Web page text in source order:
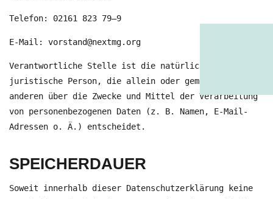
Telefon: 02161 823 79–9
E-Mail: vorstand@nextmg.org
Verantwortliche Stelle ist die natürliche oder
juristische Person, die allein oder gemeinsam mit
anderen über die Zwecke und Mittel der Verarbeitung
von personenbezogenen Daten (z. B. Namen, E-Mail-
Adressen o. Ä.) entscheidet.
SPEICHERDAUER
Soweit innerhalb dieser Datenschutzerklärung keine